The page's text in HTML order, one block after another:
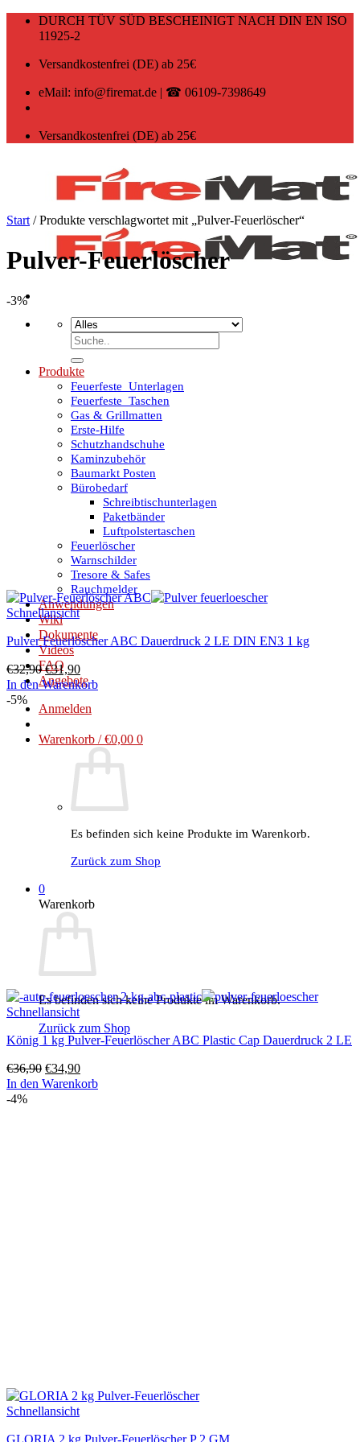
Zum
DURCH TÜV SÜD BESCHEINIGT NACH DIN EN ISO
11925-2
Versandkostenfrei (DE) ab 25€
eMail: info@firemat.de | ☎ 06109-7398649
Versandkostenfrei (DE) ab 25€
Suchen
nach:
Produkte
Feuerfeste_Unterlagen
Feuerfeste_Taschen
Gas & Grillmatten
Erste-Hilfe
Schutzhandschuhe
Kaminzubehör
Baumarkt Posten
Bürobedarf
Schreibtischunterlagen
Paketbänder
Luftpolstertaschen
Feuerlöscher
Warnschilder
Tresore & Safes
Rauchmelder
Anwendungen
Wiki
Dokumente
Videos
FAQ
Angebote
Anmelden
Warenkorb /€0,00 0
Es befinden sich keine Produkte im Warenkorb.
Zurück zum Shop
0
Warenkorb
Es befinden sich keine Produkte im Warenkorb.
Zurück zum Shop
Start /Produkte verschlagwortet mit „Pulver-Feuerlöscher“
Pulver-Feuerlöscher
-3%
Schnellansicht
Pulver Feuerlöscher ABC Dauerdruck 2 LE DIN EN3 1 kg
€32,90Ursprünglicher
Preis
€32,90
€31,90Aktueller
Preis
€31,90.
In den Warenkorb
-5%
Schnellansicht
König 1 kg Pulver-Feuerlöscher ABC Plastic Cap Dauerdruck 2 LE
€36,90 Ursprünglicher
Preis
€34,90Aktueller
Preis
In den Warenkorb
-4%
Schnellansicht
GLORIA 2 kg Pulver-Feuerlöscher P 2 GM